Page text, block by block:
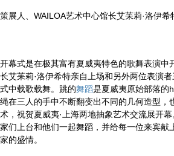
策展人、WAILOA艺术中心馆长艾苿莉·洛伊
开幕式是在极其富有夏威夷特色的歌舞表演中
长艾苿莉·洛伊希特亲自上场和另外两位表演
式中载歌载舞。跳的舞蹈是夏威夷原始部落的
绳在三人的手中不断翻变出不同的几何造型，
术，祝贺夏威夷·上海两地抽象艺术交流展开
家们上台和他们一起舞蹈，并给每一位来宾献
家的盛情。